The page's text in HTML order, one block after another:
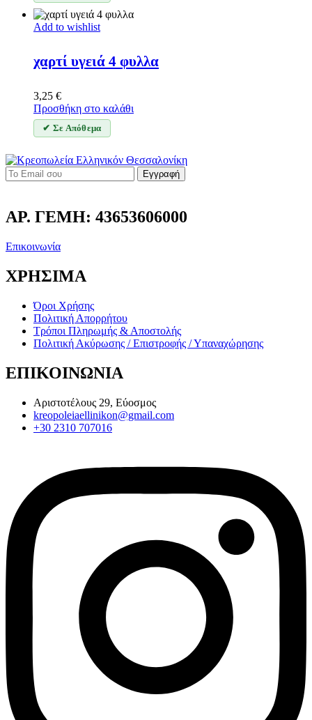
Add to wishlist
χαρτί υγειά 4 φυλλα
3,25 €
Προσθήκη στο καλάθι
✔ Σε Απόθεμα
Εγγραφή
ΑΡ. ΓΕΜΗ: 43653606000
Επικοινωνία
ΧΡΗΣΙΜΑ
Όροι Χρήσης
Πολιτική Απορρήτου
Τρόποι Πληρωμής & Αποστολής
Πολιτική Ακύρωσης / Επιστροφής / Υπαναχώρησης
ΕΠΙΚΟΙΝΩΝΙΑ
Αριστοτέλους 29, Εύοσμος
kreopoleiaellinikon@gmail.com
+30 2310 707016